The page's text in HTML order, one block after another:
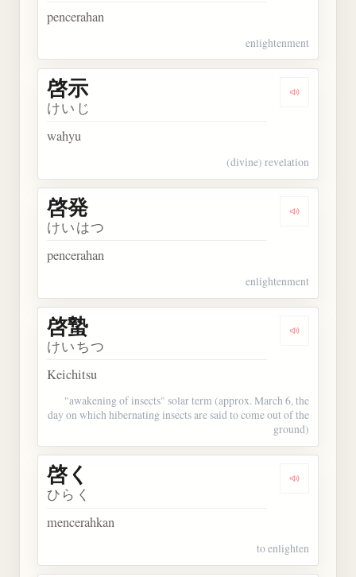
pencerahan
enlightenment
Dengarkan
啓示
けいじ
wahyu
(divine) revelation
Dengarkan
啓発
けいはつ
pencerahan
enlightenment
Dengarkan
啓蟄
けいちつ
Keichitsu
"awakening of insects" solar term (approx. March 6, the
day on which hibernating insects are said to come out of the
ground)
Dengarkan
啓く
ひらく
mencerahkan
to enlighten